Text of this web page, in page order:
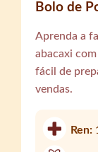
Bolo de
Aprenda a
abacaxi
fácil de
vendas.
Ren: